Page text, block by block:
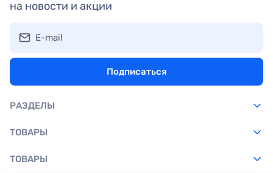
на новости и акции
E-mail
Подписаться
РАЗДЕЛЫ
ТОВАРЫ
ТОВАРЫ